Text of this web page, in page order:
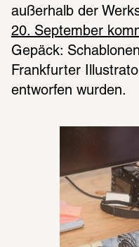
außerhalb der
20. September
Gepäck:
Frankfurter
entworfen wurden.